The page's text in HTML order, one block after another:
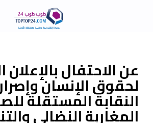
عن الاحتفال
لحقوق الإنسان
النقابة المستقلة
المغاربة النضالي